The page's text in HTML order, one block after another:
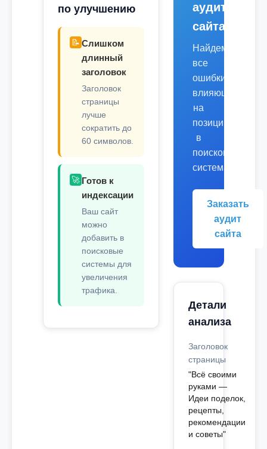
по улучшению
📝 Слишком
длинный
заголовок
Заголовок
страницы
лучше
сократить до
60 символов.
🚀 Готов к
индексации
Ваш сайт
можно
добавить в
поисковые
системы для
увеличения
трафика.
аудит
сайта
Найдем
все
ошибки,
влияющие
на
позиции
в
поисковых
системах.
Заказать
аудит
сайта
Детали
анализа
Заголовок
страницы
"Всё своими
руками —
Идеи поделок,
рецепты,
рекомендации
и советы"